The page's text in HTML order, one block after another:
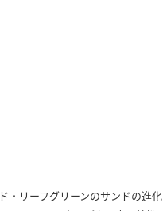
・リーフグリーンのサンドの進